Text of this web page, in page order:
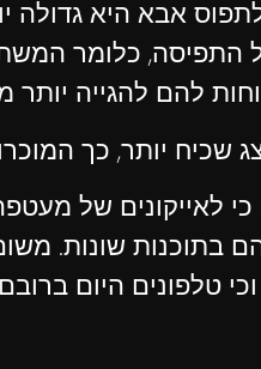
אבא היא גדולה
התפיסה, כלומר
להם להגייה יותר
שכיח יותר, כך
לאייקונים של
בתוכנות שונות.
טלפונים היום